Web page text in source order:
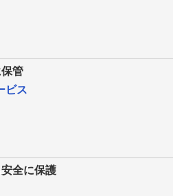
管
ビス
全に保護